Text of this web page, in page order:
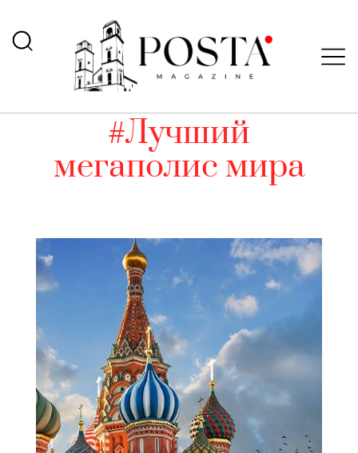
#Лучший
мегаполис мира